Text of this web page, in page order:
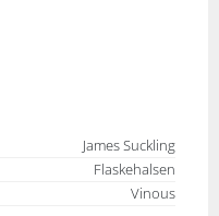
James Suckling
Flaskehalsen
Vinous